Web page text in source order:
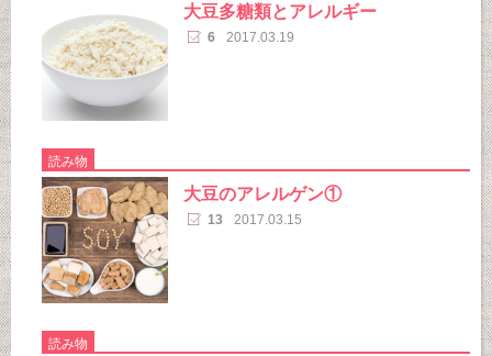
大豆多糖類とアレルギー
6 2017.03.19
読み物
大豆のアレルゲン①
13 2017.03.15
読み物